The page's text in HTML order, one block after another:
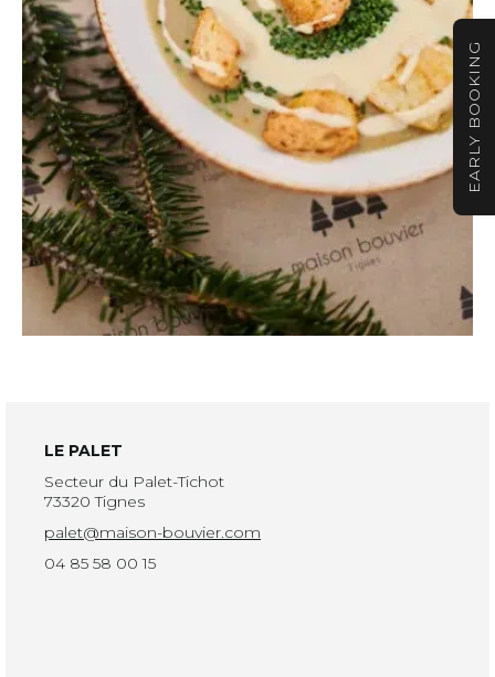
LE PALET
Secteur du Palet-Tichot
73320 Tignes
palet@maison-bouvier.com
04 85 58 00 15
EARLY BOOKING